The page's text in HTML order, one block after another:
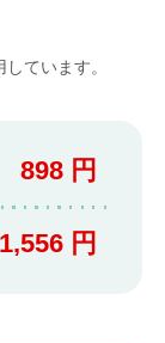
ています。
898 円
1,556 円